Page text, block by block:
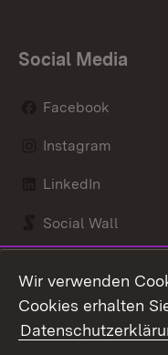
Social Media
Facebook
Instagram
LinkedIn
Social Wall
Kontakt
Wir verwenden
Cookies erhalten